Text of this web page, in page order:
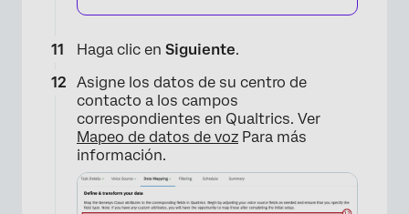
Haga clic en Siguiente.
Asigne los datos de su centro de
contacto a los campos
correspondientes en Qualtrics. Ver
Mapeo de datos de voz Para más
información.